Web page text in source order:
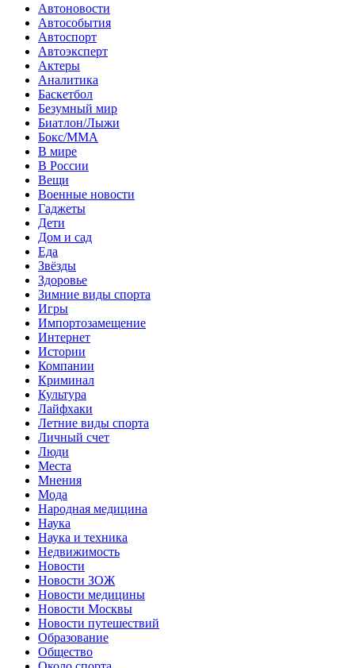
Автоновости
Автособытия
Автоспорт
Автоэксперт
Актеры
Аналитика
Баскетбол
Безумный мир
Биатлон/Лыжи
Бокс/MMA
В мире
В России
Вещи
Военные новости
Гаджеты
Дети
Дом и сад
Еда
Звёзды
Здоровье
Зимние виды спорта
Игры
Импортозамещение
Интернет
Истории
Компании
Криминал
Культура
Лайфхаки
Летние виды спорта
Личный счет
Люди
Места
Мнения
Мода
Народная медицина
Наука
Наука и техника
Недвижимость
Новости
Новости ЗОЖ
Новости медицины
Новости Москвы
Новости путешествий
Образование
Общество